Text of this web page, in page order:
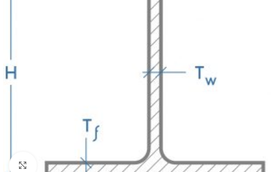
Click to enlarge